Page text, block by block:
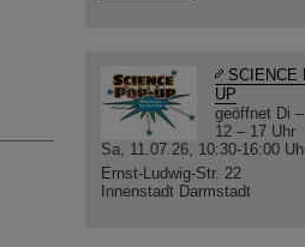
SCIENCE
UP
geöffnet Di
12 – 17 Uhr
Sa, 11.07.26, 10:30-16:00
Ernst-Ludwig-Str. 22
Innenstadt Darmstadt